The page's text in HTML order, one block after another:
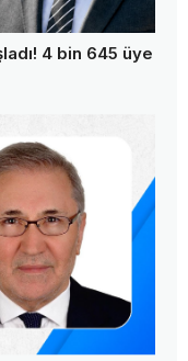
4 bin 645 üye